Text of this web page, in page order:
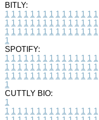
BITLY:
1 1 1 1 1 1 1 1 1 1 1 1 1 1 1
1 1 1 1 1 1 1 1 1 1 1 1 1 1 1
1 1 1 1 1 1 1 1 1 1 1 1 1 1 1
1
SPOTIFY:
1 1 1 1 1 1 1 1 1 1 1 1 1 1 1
1 1 1 1 1 1 1 1 1 1 1 1 1 1 1
1 1 1 1 1 1 1 1 1 1 1 1 1 1 1
1
CUTTLY BIO:
1
1 1 1 1 1 1 1 1 1 1 1 1 1 1 1